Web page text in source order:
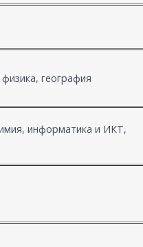
география
информатика и ИКТ,